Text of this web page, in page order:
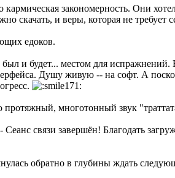
кармическая закономерность. Они
скачать, и веры, которая не требует
едоков.
был и будет... местом для
Душу живую -- на софт. А
протяжный, многотонный звук
Сеанс связи завершён! Благодать
обратно в глубины ждать